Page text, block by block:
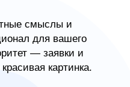
картинка.